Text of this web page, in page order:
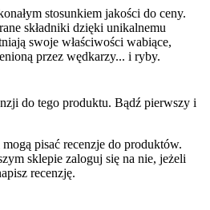
stosunkiem jakości do ceny.
składniki dzięki unikalnemu
swoje właściwości wabiące,
przez wędkarzy... i ryby.
do tego produktu. Bądź pierwszy i
pisać recenzje do produktów.
sklepie zaloguj się na nie, jeżeli
recenzję.